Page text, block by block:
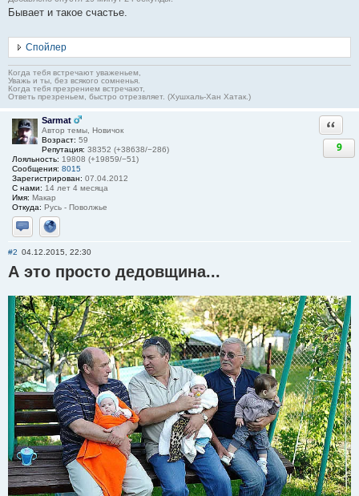
Бывает и такое счастье.
Спойлер
Когда тебя встречают уваженьем,
Уважь и ты, без всякого сомненья.
Когда тебя презрением встречают,
Ответь презреньем, быстро отрезвляет. (Хушхаль-Хан Хатак.)
Sarmat
Автор темы, Новичок
Возраст: 59
Репутация: 38352 (+38638/−286)
Лояльность: 19808 (+19859/−51)
Сообщения: 8015
Зарегистрирован: 07.04.2012
С нами: 14 лет 4 месяца
Имя: Макар
Откуда: Русь - Поволжье
Отправить личное сообщение
Сайт
9
#2 04.12.2015, 22:30
А это просто дедовщина...